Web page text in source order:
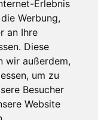
Erlebnis
Werbung,
an Ihre
Diese
wir außerdem,
um zu
Besucher
Website
TEILEN